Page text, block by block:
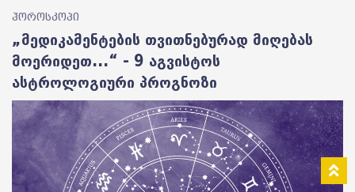
ჰოროსკოპი
„მედიკამენტების თვითნებურად მიღებას
მოერიდეთ...“ - 9 აგვისტოს
ასტროლოგიური პროგნოზი